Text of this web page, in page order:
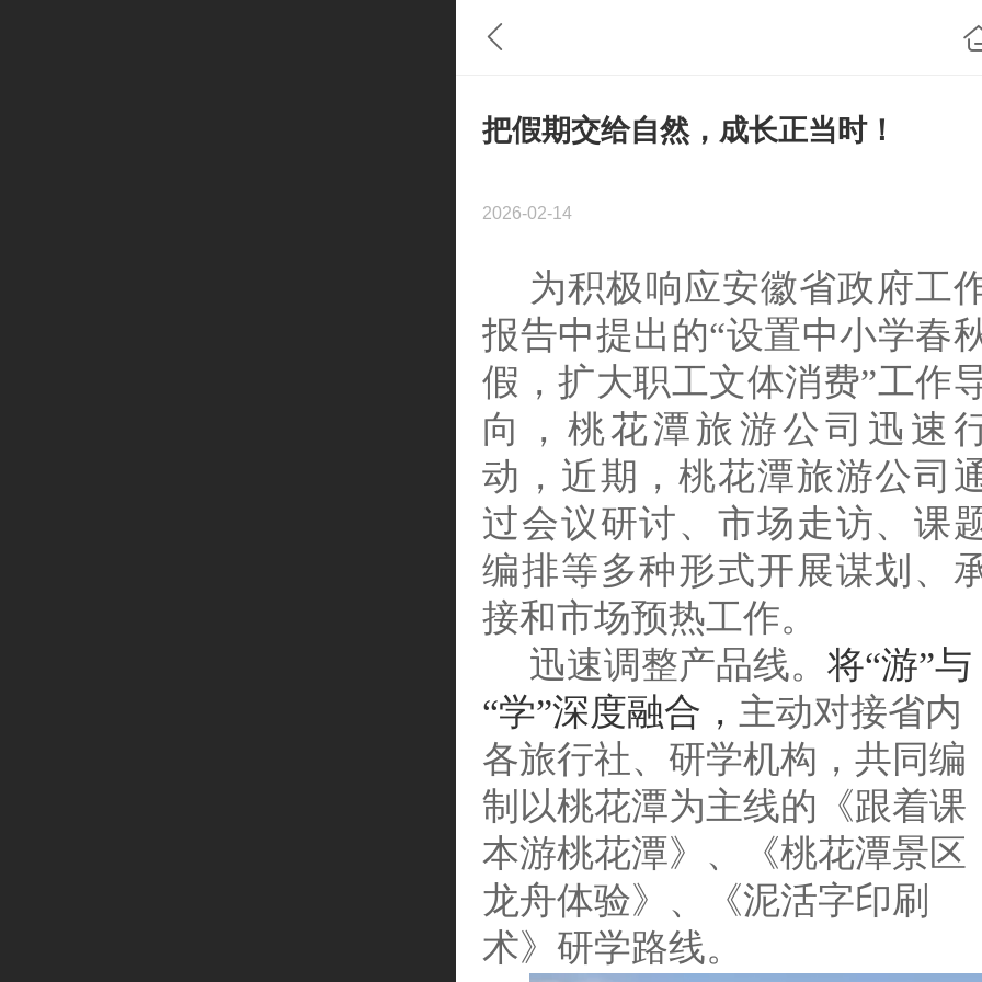
把假期交给自然，成长正当时！
2026-02-14
为积极响应安徽省政府工
报告中提出的“设置中小学春
假，扩大职工文体消费”工作
向，桃花潭旅游公司迅速
动，近期，桃花潭旅游公司
过会议研讨、市场走访、课
编排等多种形式开展谋划、
接和市场预热工作。
迅速调整产品线。 将“游”与
“学”深度融合， 主动对接省内
各旅行社、研学机构，共同编
制以桃花潭为主线的 《跟着课
本游桃花潭》、《桃花潭景区
龙舟体验》、《泥活字印刷
术》研学路线。